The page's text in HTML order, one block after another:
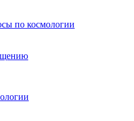
по космологии